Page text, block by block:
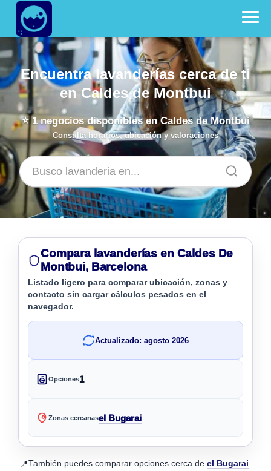
Encuentra lavanderías cerca de ti
en Caldes de Montbui
⭐1negocios disponibles en Caldes de Montbui
Consulta horarios, ubicación y valoraciones
Compara lavanderías en Caldes De
Montbui, Barcelona
Listado ligero para comparar ubicación, zonas y
contacto sin cargar cálculos pesados en el
navegador.
Actualizado: agosto 2026
Opciones1
Zonas cercanasel Bugarai
📍También puedes comparar opciones cerca de el Bugarai.